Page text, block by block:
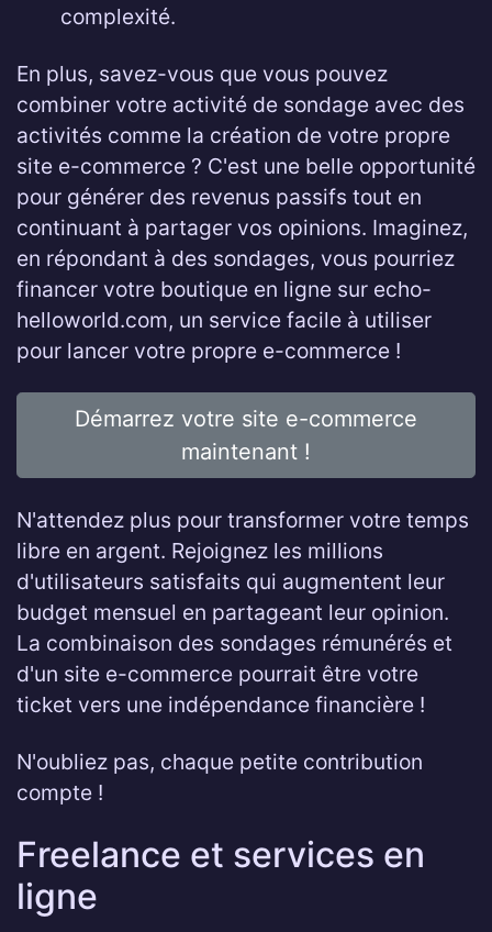
complexité.
En plus, savez-vous que vous pouvez
combiner votre activité de sondage avec des
activités comme la création de votre propre
site e-commerce ? C'est une belle opportunité
pour générer des revenus passifs tout en
continuant à partager vos opinions. Imaginez,
en répondant à des sondages, vous pourriez
financer votre boutique en ligne sur echo-
helloworld.com, un service facile à utiliser
pour lancer votre propre e-commerce !
Démarrez votre site e-commerce
maintenant !
N'attendez plus pour transformer votre temps
libre en argent. Rejoignez les millions
d'utilisateurs satisfaits qui augmentent leur
budget mensuel en partageant leur opinion.
La combinaison des sondages rémunérés et
d'un site e-commerce pourrait être votre
ticket vers une indépendance financière !
N'oubliez pas, chaque petite contribution
compte !
Freelance et services en
ligne